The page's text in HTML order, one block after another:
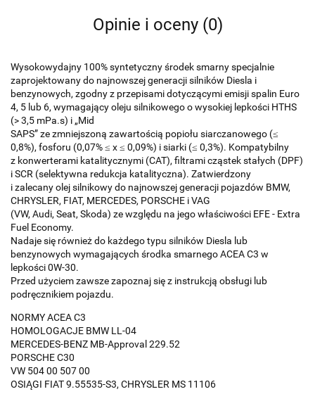
Opinie i oceny (0)
Wysokowydajny 100% syntetyczny środek smarny specjalnie
zaprojektowany do najnowszej generacji silników Diesla i
benzynowych, zgodny z przepisami dotyczącymi emisji spalin Euro
4, 5 lub 6, wymagający oleju silnikowego o wysokiej lepkości HTHS
(> 3,5 mPa.s) i „Mid
SAPS” ze zmniejszoną zawartością popiołu siarczanowego (≤
0,8%), fosforu (0,07% ≤ x ≤ 0,09%) i siarki (≤ 0,3%). Kompatybilny
z konwerterami katalitycznymi (CAT), filtrami cząstek stałych (DPF)
i SCR (selektywna redukcja katalityczna). Zatwierdzony
i zalecany olej silnikowy do najnowszej generacji pojazdów BMW,
CHRYSLER, FIAT, MERCEDES, PORSCHE i VAG
(VW, Audi, Seat, Skoda) ze względu na jego właściwości EFE - Extra
Fuel Economy.
Nadaje się również do każdego typu silników Diesla lub
benzynowych wymagających środka smarnego ACEA C3 w
lepkości 0W-30.
Przed użyciem zawsze zapoznaj się z instrukcją obsługi lub
podręcznikiem pojazdu.
NORMY ACEA C3
HOMOLOGACJE BMW LL-04
MERCEDES-BENZ MB-Approval 229.52
PORSCHE C30
VW 504 00 507 00
OSIĄGI FIAT 9.55535-S3, CHRYSLER MS 11106